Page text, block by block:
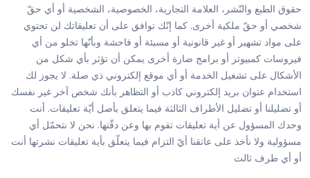
حقوق الطبع والنّشر، العلامة التجارية، الخصوصية، الشخصية أو أي حقّ
شخصي أو حقّ ملكية أخرى. كما إنّك توافق على أن تعليقاتك لن تحتوي
على مواد تشهير أو غير قانونية أو مسيئة أو فاحشة وبأنّها تخلو من أي
فيروسات كمبيوتر أو برامج ضارة أخرى يمكن أن تؤثر بأي شكل من
الأشكال على تشغيل الخدمة أو أي موقع إلكتروني ذي صلة. لا يجوز لك
استخدام عنوان بريد إلكتروني كاذب أو التظاهر بأنك شخص آخر غير نفسك
أو تضليلنا أو تضليل الأطراف الثالثة فيما يتعلق بأصل أيّة تعليقات. أنت
وحدك المسؤول عن أية تعليقات تقوم بها وعن دقّتها. نحن لا نتحمّل أي
مسؤولية ولا نأخذ على عاتقنا أيّ التزام فيما يتعلّق بأية تعليقات نشرتها أنت
أو أي طرف ثالث